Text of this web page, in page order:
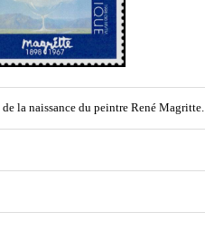
la naissance du peintre René Magritte.